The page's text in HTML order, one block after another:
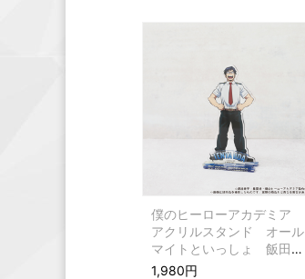
僕のヒーローアカデミア
アクリルスタンド オール
マイトといっしょ 飯田天
哉
1,980円